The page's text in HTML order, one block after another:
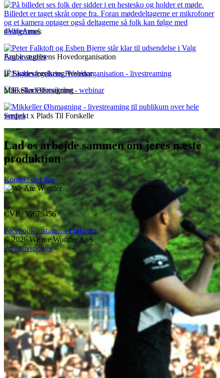
#ValgAmok
Fagbevægelsens Hovedorganisation
IF Skadesforsikring Webinar
Mikkeller Ølsmagning
Suspekt x Plads Til Forskelle
Lad os arbejde sammen om jeres næste
produktion
Kontakt os i dag
CVR. 35679456
Facebook Instagram Linkedin
© 2026 We are Wonder ApS
Privatlivspolitik